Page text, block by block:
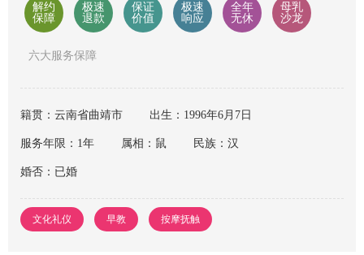
解约
保障
极速
退款
保证
价值
极速
响应
全年
无休
母乳
沙龙
六大服务保障
籍贯：云南省曲靖市 出生：1996年6月7日
服务年限：1年 属相：鼠 民族：汉
婚否：已婚
文化礼仪 早教 按摩抚触